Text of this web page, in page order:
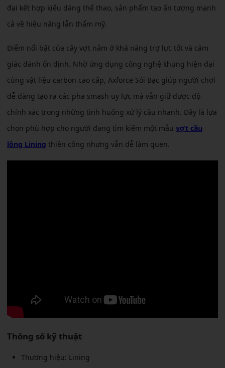
đại kết hợp kiểu dáng thể thao, sản phẩm tạo ấn tượng mạnh
cả về hiệu năng lẫn thẩm mỹ.
Điểm nổi bật của cây vợt nằm ở khả năng trợ lực tốt và cảm
giác đánh ổn định. Nhờ ứng dụng công nghệ khung hiện đại
cùng vật liệu carbon cao cấp, Axforce Sói Bạc giúp người chơi
dễ dàng tạo ra các pha smash uy lực mà vẫn giữ được độ
chính xác trong những tình huống xử lý cầu nhanh. Đây là lựa
chọn phù hợp cho người đang tìm kiếm một mẫu vợt cầu
lông Lining thiên công nhưng vẫn dễ làm quen.
Thông số kỹ thuật
Thương hiệu: Lining